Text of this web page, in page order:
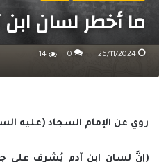
ما أخطر لسان
26/11/2024
0
14
روي عن الإمام السجاد (عليه
(إنَّ لسان ابن آدم يُشرف على